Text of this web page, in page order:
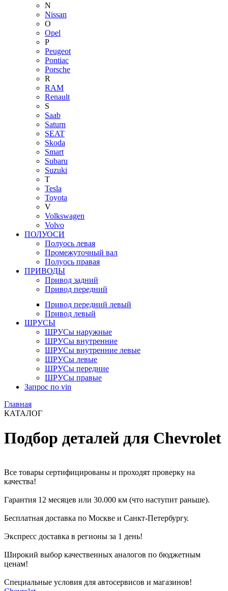
N
Nissan
O
Opel
P
Peugeot
Pontiac
Porsche
R
RAM
Renault
S
Saab
Saturn
SEAT
Skoda
Smart
Subaru
Suzuki
T
Tesla
Toyota
V
Volkswagen
Volvo
ПОЛУОСИ
Полуось левая
Промежуточный вал
Полуось правая
ПРИВОДЫ
Привод задний
Привод передний
Привод передний левый
Привод левый
ШРУСЫ
ШРУСы наружные
ШРУСы внутренние
ШРУСы внутренние левые
ШРУСы левые
ШРУСы передние
ШРУСы правые
Запрос по vin
Главная
КАТАЛОГ
Подбор деталей для Chevrolet
Все товары сертифицированы и проходят проверку на
качества!
Гарантия 12 месяцев или 30.000 км (что наступит раньше).
Бесплатная доставка по Москве и Санкт-Петербургу.
Экспресс доставка в регионы за 1 день!
Широкий выбор качественных аналогов по бюджетным
ценам!
Специальные условия для автосервисов и магазинов!